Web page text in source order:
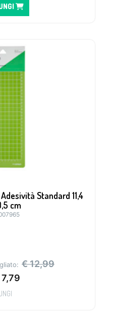
Standard 11,4
cm
€12,99
7,79